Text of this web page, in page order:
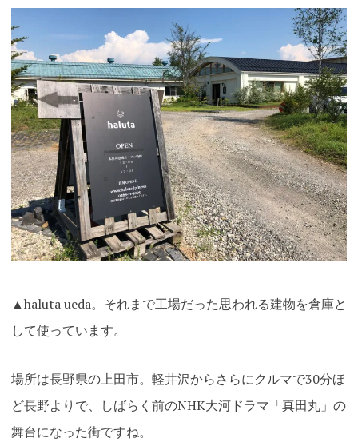
▲haluta ueda。それまで工場だった思われる建物を倉庫と
して使っています。
場所は長野県の上田市。軽井沢からさらにクルマで30分ほ
ど長野よりで、しばらく前のNHK大河ドラマ「真田丸」の
舞台になった街ですね。